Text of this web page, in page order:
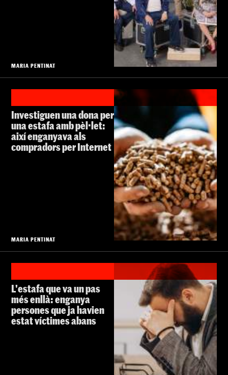
MARIA PENTINAT
Investiguen una dona per
una estafa amb pèl·let:
així enganyava als
compradors per Internet
MARIA PENTINAT
L'estafa que va un pas
més enllà: enganya
persones que ja havien
estat víctimes abans